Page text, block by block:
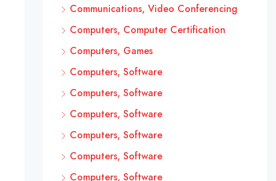
Communications, Video Conferencing
Computers, Computer Certification
Computers, Games
Computers, Software
Computers, Software
Computers, Software
Computers, Software
Computers, Software
Computers, Software